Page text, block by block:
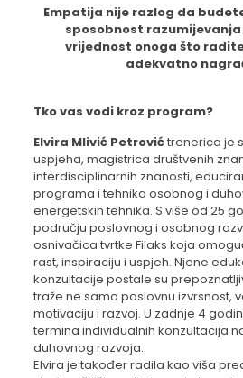
Empatija nije razlog da
sposobnost
vrijednost onoga što
adekvatno
Tko vas vodi kroz program?
Elvira Mlivić Petrovićtrenerica je
uspjeha, magistrica društvenih
interdisciplinarnih znanosti,
programa i tehnika osobnog i
energetskih tehnika. S više od 25
području poslovnog i osobnog
osnivačica tvrtke Filaks koja
rast, inspiraciju i uspjeh. Njene
konzultacije postale su
traže ne samo poslovnu izvrsnost,
motivaciju i razvoj. U zadnje 4
termina individualnih konzultacija
duhovnog razvoja.
Elvira je također radila kao viša